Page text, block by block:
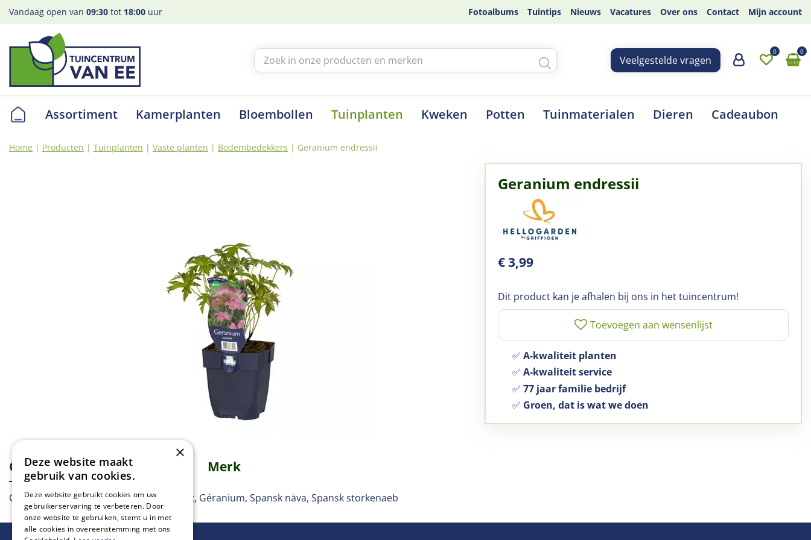
Ga
naar
Home Producten Tuinplanten Vaste planten Bodembedekkers Geranium endressii
Vandaag open van 09:30 tot 18:00 uur Fotoalbums Tuintips Nieuws Vacatures Over ons Contact Mijn account
Veelgestelde vragen
Assortiment Kamerplanten Bloembollen Tuinplanten Kweken Potten Tuinmaterialen Dieren Cadeaubon
Geranium endressii
€3,99
Dit product kan je afhalen bij ons in het tuincentrum!
✅ A-kwaliteit planten
✅ A-kwaliteit service
✅ 77 jaar familie bedrijf
✅ Groen, dat is wat we doen
Omschrijving Specificaties Merk
Ooievaarsbek, Storchschnabel, Crowfoot, Géranium, Spansk näva, Spansk storkenaeb
×
Deze website maakt
gebruik van cookies.
Deze website gebruikt cookies om uw
gebruikerservaring te verbeteren. Door
onze website te gebruiken, stemt u in met
alle cookies in overeenstemming met ons